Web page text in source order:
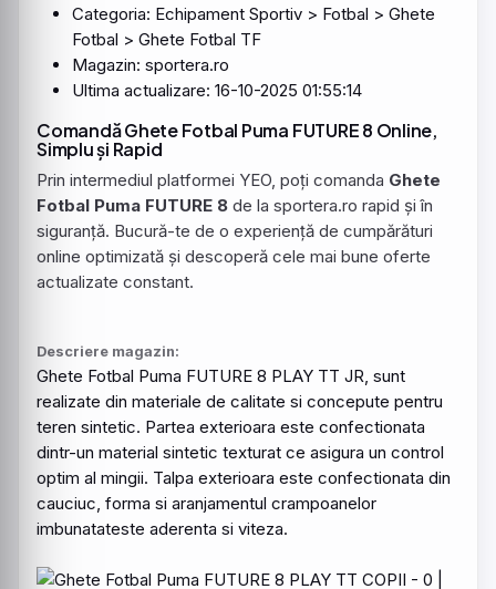
Categoria: Echipament Sportiv > Fotbal > Ghete
Fotbal > Ghete Fotbal TF
Magazin: sportera.ro
Ultima actualizare: 16-10-2025 01:55:14
Comandă Ghete Fotbal Puma FUTURE 8 Online,
Simplu și Rapid
Prin intermediul platformei YEO, poți comanda Ghete
Fotbal Puma FUTURE 8 de la sportera.ro rapid și în
siguranță. Bucură-te de o experiență de cumpărături
online optimizată și descoperă cele mai bune oferte
actualizate constant.
Descriere magazin:
Ghete Fotbal Puma FUTURE 8 PLAY TT JR, sunt
realizate din materiale de calitate si concepute pentru
teren sintetic. Partea exterioara este confectionata
dintr-un material sintetic texturat ce asigura un control
optim al mingii. Talpa exterioara este confectionata din
cauciuc, forma si aranjamentul crampoanelor
imbunatateste aderenta si viteza.